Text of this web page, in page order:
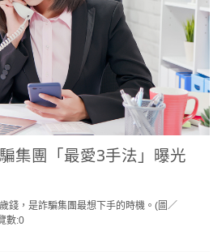
集團「最愛3手法」曝光
錢，是詐騙集團最想下手的時機。(圖／
數:0